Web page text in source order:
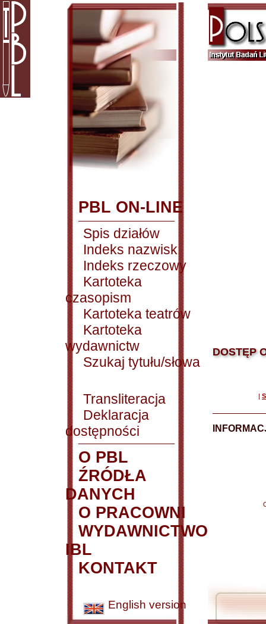
PBL ON-LINE
Spis działów
Indeks nazwisk
Indeks rzeczowy
Kartoteka
czasopism
Kartoteka teatrów
Kartoteka
wydawnictw
Szukaj tytułu/słowa
Transliteracja
Deklaracja
dostępności
O PBL
ŹRÓDŁA
DANYCH
O PRACOWNI
WYDAWNICTWO
IBL
KONTAKT
English version
DOSTĘP
|